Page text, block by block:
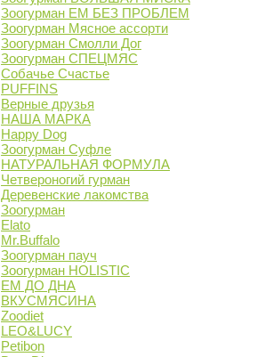
Зоогурман ЕМ БЕЗ ПРОБЛЕМ
Зоогурман Мясное ассорти
Зоогурман Смолли Дог
Зоогурман СПЕЦМЯС
Собачье Счастье
PUFFINS
Верные друзья
НАША МАРКА
Happy Dog
Зоогурман Суфле
НАТУРАЛЬНАЯ ФОРМУЛА
Четвероногий гурман
Деревенские лакомства
Зоогурман
Elato
Mr.Buffalo
Зоогурман пауч
Зоогурман HOLISTIC
ЕМ ДО ДНА
ВКУСМЯСИНА
Zoodiet
LEO&LUCY
Petibon